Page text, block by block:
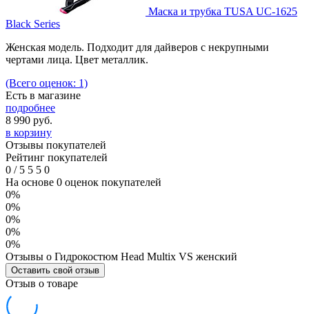
Маска и трубка TUSA UC-1625
Black Series
Женская модель. Подходит для дайверов с некрупными
чертами лица. Цвет металлик.
(Всего оценок: 1)
Есть в магазине
подробнее
8 990 руб.
в корзину
Отзывы покупателей
Рейтинг покупателей
0 /5 5 5 0
На основе 0 оценок покупателей
0%
0%
0%
0%
0%
Отзывы о Гидрокостюм Head Multix VS женский
Оставить свой отзыв
Отзыв о товаре